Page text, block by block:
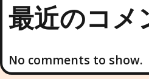
最近のコメ
No comments to show.